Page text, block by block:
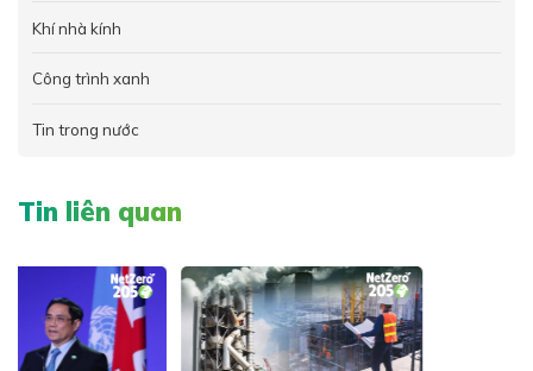
Khí nhà kính
Công trình xanh
Tin trong nước
Tin liên quan